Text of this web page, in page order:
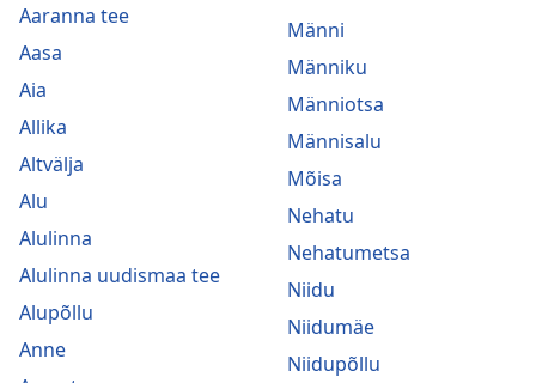
Aaranna tee
Aasa
Aia
Allika
Altvälja
Alu
Alulinna
Alulinna uudismaa tee
Alupõllu
Anne
Männi
Männiku
Männiotsa
Männisalu
Mõisa
Nehatu
Nehatumetsa
Niidu
Niidumäe
Niidupõllu